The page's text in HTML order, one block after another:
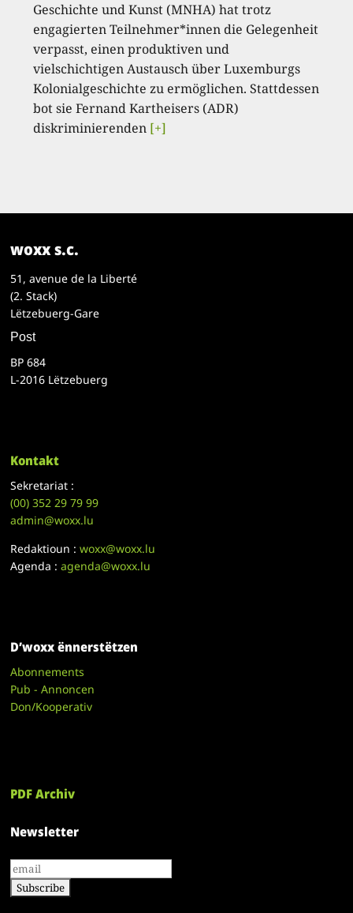
Geschichte und Kunst (MNHA) hat trotz
engagierten Teilnehmer*innen die Gelegenheit
verpasst, einen produktiven und
vielschichtigen Austausch über Luxemburgs
Kolonialgeschichte zu ermöglichen. Stattdessen
bot sie Fernand Kartheisers (ADR)
diskriminierenden [+]
woxx s.c.
51, avenue de la Liberté
(2. Stack)
Lëtzebuerg-Gare
Post
BP 684
L-2016 Lëtzebuerg
Kontakt
Sekretariat :
(00)352 29 79 99
admin@woxx.lu
Redaktioun :woxx@woxx.lu
Agenda :agenda@woxx.lu
D’woxx ënnerstëtzen
Abonnements
Pub - Annoncen
Don/Kooperativ
PDF Archiv
Newsletter